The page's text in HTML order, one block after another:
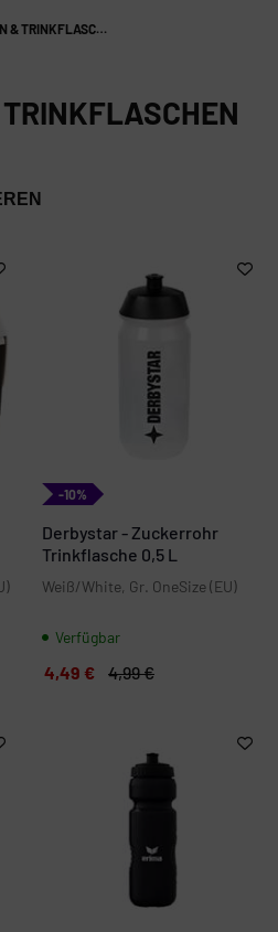
KÜHLBOXEN & TRINKFLASCHEN
-10%
Derbystar - Zuckerrohr
Trinkflasche 0,5 L
Weiß/White, Gr. OneSize (EU)
Verfügbar
4,49 € 4,99 €